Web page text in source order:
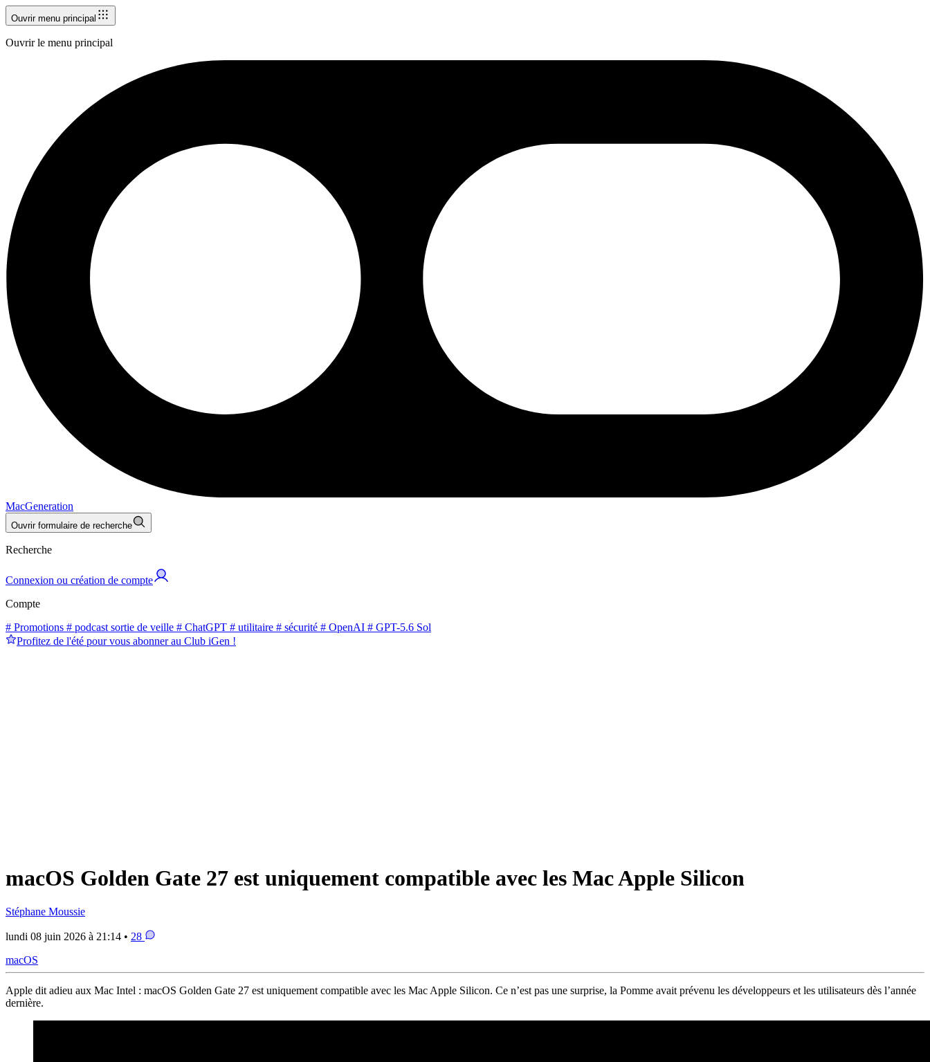
Ouvrir menu principal
Ouvrir le menu principal
MacGeneration
Ouvrir formulaire de recherche
Recherche
Connexion ou création de compte
Compte
# Promotions # podcast sortie de veille # ChatGPT # utilitaire # sécurité # OpenAI # GPT-5.6 Sol
Profitez de l'été pour vous abonner au Club iGen !
macOS Golden Gate 27 est uniquement compatible avec les Mac Apple Silicon
Stéphane Moussie
lundi 08 juin 2026 à 21:14 • 28
macOS
Apple dit adieu aux Mac Intel : macOS Golden Gate 27 est uniquement compatible avec les Mac Apple Silicon. Ce n’est pas une surprise, la Pomme avait prévenu les développeurs et les utilisateurs dès l’année
dernière.